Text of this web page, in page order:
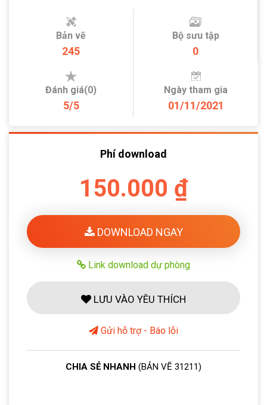
Bản vẽ
245
Bộ sưu tập
0
Đánh giá(0)
5/5
Ngày tham gia
01/11/2021
Phí download
150.000 ₫
DOWNLOAD NGAY
Link download dự phòng
LƯU VÀO YÊU THÍCH
Gửi hỗ trợ - Báo lỗi
CHIA SẺ NHANH (BẢN VẼ 31211)